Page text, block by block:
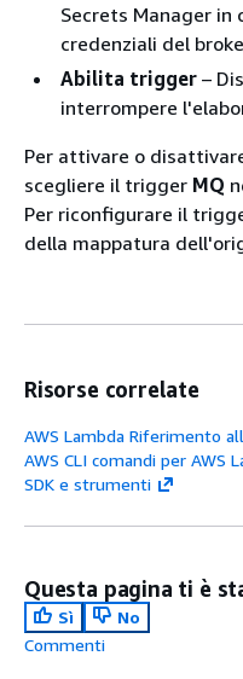
Secrets Manager in
credenziali del
Abilita trigger –
interrompere
Per attivare o
scegliere il trigger MQ
Per riconfigurare il
della mappatura
Risorse correlate
AWS Lambda Riferimento
AWS CLI comandi per AWS
SDK e strumenti
Questa pagina ti è
Sì
No
Commenti